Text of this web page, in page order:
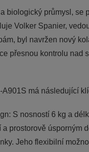
biologický průmysl,
Volker Spanier,
byl navržen nový
přesnou kontrolu nad
má následující
S nosností 6 kg a
prostorově úsporným
Jeho flexibilní